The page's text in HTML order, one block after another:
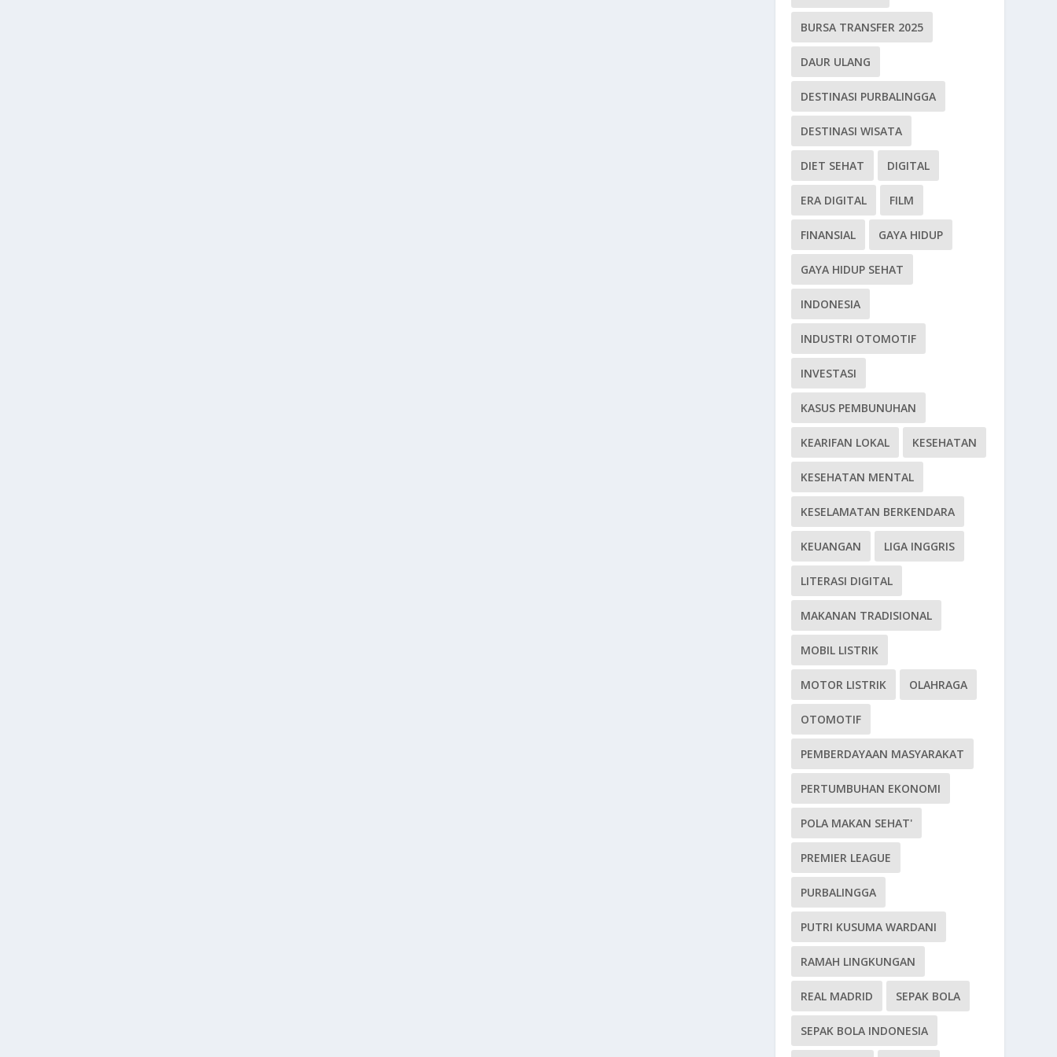
BURSA TRANSFER 2025
DAUR ULANG
DESTINASI PURBALINGGA
DESTINASI WISATA
DIET SEHAT DIGITAL
ERA DIGITAL FILM
FINANSIAL GAYA HIDUP
GAYA HIDUP SEHAT
INDONESIA
INDUSTRI OTOMOTIF
INVESTASI
KASUS PEMBUNUHAN
KEARIFAN LOKAL KESEHATAN
KESEHATAN MENTAL
KESELAMATAN BERKENDARA
KEUANGAN LIGA INGGRIS
LITERASI DIGITAL
MAKANAN TRADISIONAL
MOBIL LISTRIK
MOTOR LISTRIK OLAHRAGA
OTOMOTIF
PEMBERDAYAAN MASYARAKAT
PERTUMBUHAN EKONOMI
POLA MAKAN SEHAT'
PREMIER LEAGUE
PURBALINGGA
PUTRI KUSUMA WARDANI
RAMAH LINGKUNGAN
REAL MADRID SEPAK BOLA
SEPAK BOLA INDONESIA